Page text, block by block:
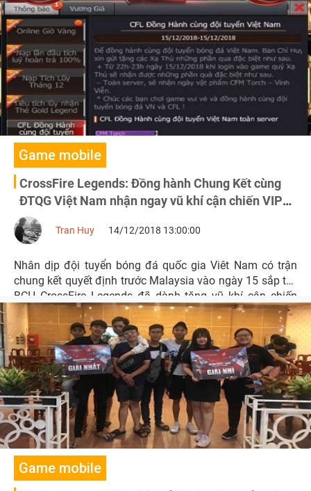
Game mobile
CrossFire Legends: Đồng hành Chung Kết cùng
ĐTQG Việt Nam nhận ngay vũ khí cận chiến VIP
miễn phí
Nhân dịp đội tuyển bóng đá quốc gia Viêt Nam có trận
chung kết quyết định trước Malaysia vào ngày 15 sắp tới,
BCH CrossFire Legends đã dành tặng vũ khí cận chiến
VIP cho tất cả các game thủ CrossFire Legends
Game mobile